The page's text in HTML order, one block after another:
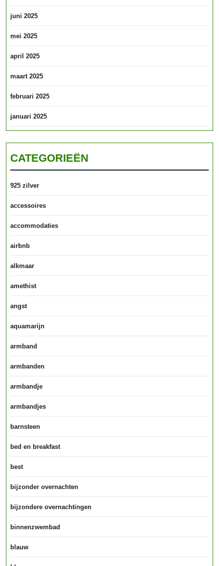
juni 2025
mei 2025
april 2025
maart 2025
februari 2025
januari 2025
CATEGORIEËN
925 zilver
accessoires
accommodaties
airbnb
alkmaar
amethist
angst
aquamarijn
armband
armbanden
armbandje
armbandjes
barnsteen
bed en breakfast
best
bijzonder overnachten
bijzondere overnachtingen
binnenzwembad
blauw